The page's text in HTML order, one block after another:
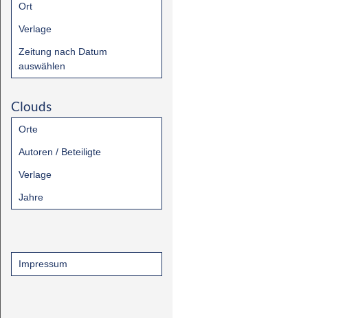
Ort
Verlage
Zeitung nach Datum
auswählen
Clouds
Orte
Autoren / Beteiligte
Verlage
Jahre
Impressum